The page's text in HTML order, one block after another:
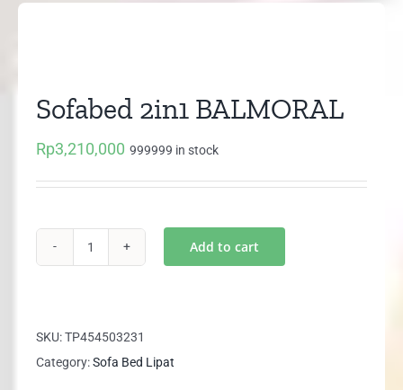
Sofabed 2in1 BALMORAL
Rp3,210,000 999999 in stock
quantity
Add to cart
SKU:TP454503231
Category:Sofa Bed Lipat